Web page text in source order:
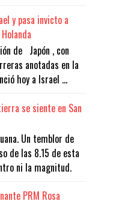
y pasa invicto a
de Japón , con
anotadas en la
hoy a Israel ...
se siente en San
Un temblor de
de las 8.15 de esta
ni la magnitud.
PRM Rosa